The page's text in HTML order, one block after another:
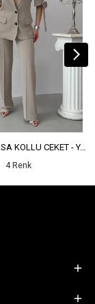
FİYONKLU KISA KOLLU CEKET - YÜKSEK BEL SALAŞ PANTOLON
4 Renk